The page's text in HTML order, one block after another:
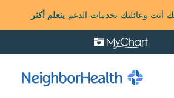
أنت وعائلتك بخدمات الدعم